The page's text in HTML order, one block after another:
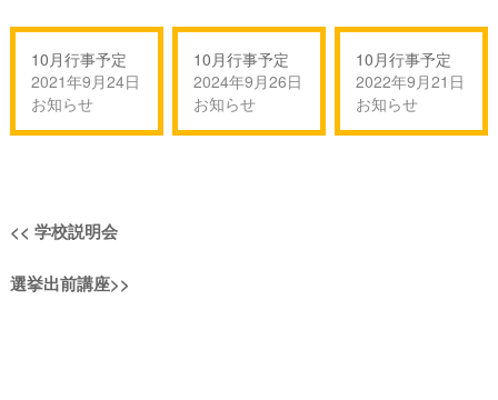
10月行事予定
2021年9月24日
お知らせ
10月行事予定
2024年9月26日
お知らせ
10月行事予定
2022年9月21日
お知らせ
投
稿
<< 過
の
学校説明会
次
選挙出前講座>>